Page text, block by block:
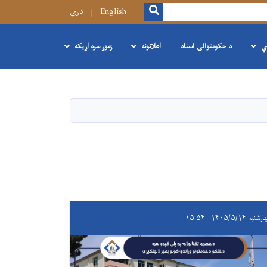
SEARCH
English دری
د حکومتوالۍ اسناد اعلانونه زموږ سره اړیکه
۱۴۰۵/۵/۱۴ - ۱۵:۵۴